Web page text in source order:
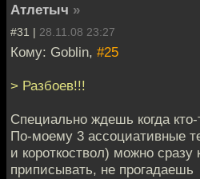
Атлетыч »
#31 | 28.11.08 23:27
Кому: Goblin, #25
> Разбоев!!!
Специально ждешь когда
По-моему 3 ассоциативные
и короткоствол) можно
приписывать, не прогадаешь